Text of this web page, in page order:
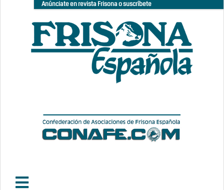
Anúnciate en revista Frisona o suscríbete